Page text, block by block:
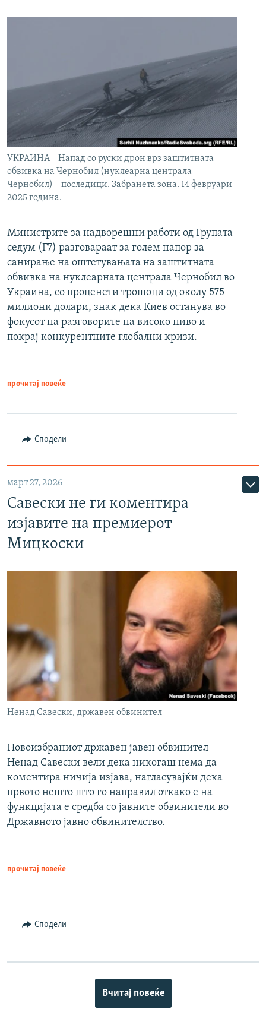
УКРАИНА – Напад со руски дрон врз заштитната
обвивка на Чернобил (нуклеарна централа
Чернобил) – последици. Забранета зона. 14 февруари
2025 година.
Министрите за надворешни работи од Групата
седум (Г7) разговараат за голем напор за
санирање на оштетувањата на заштитната
обвивка на нуклеарната централа Чернобил во
Украина, со проценети трошоци од околу 575
милиони долари, знак дека Киев останува во
фокусот на разговорите на високо ниво и
покрај конкурентните глобални кризи.
прочитај повеќе
Сподели
март 27, 2026
Савески не ги коментира
изјавите на премиерот
Мицкоски
Ненад Савески, државен обвинител
Новоизбраниот државен јавен обвинител
Ненад Савески вели дека никогаш нема да
коментира ничија изјава, нагласувајќи дека
првото нешто што го направил откако е на
функцијата е средба со јавните обвинители во
Државното јавно обвинителство.
прочитај повеќе
Сподели
Вчитај повеќе